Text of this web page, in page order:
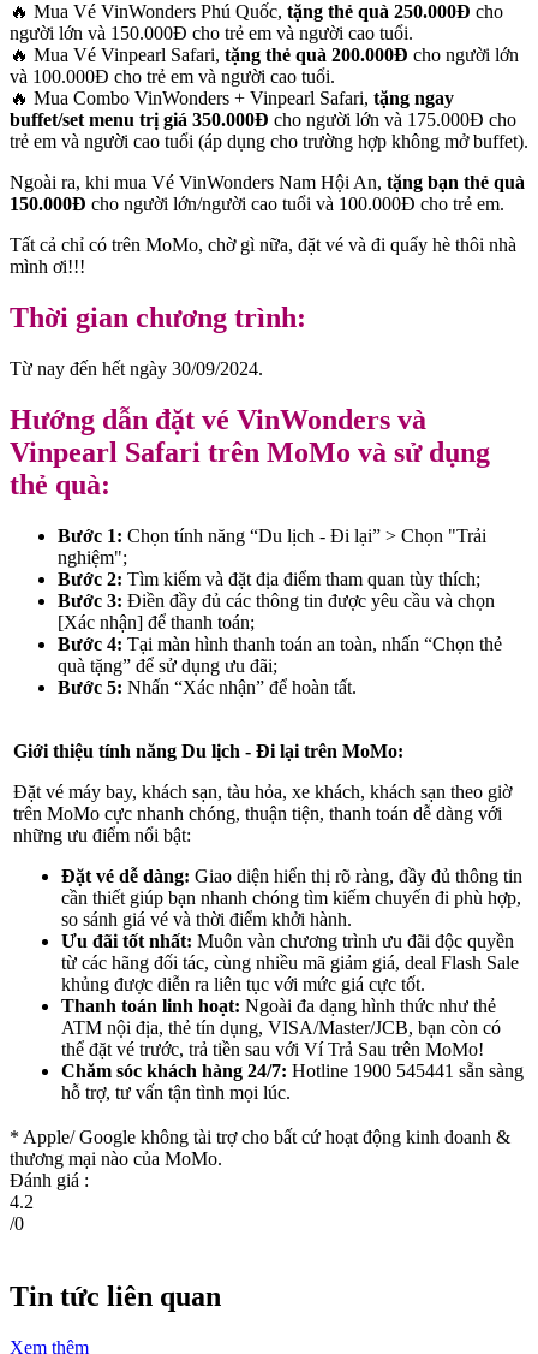
🔥 Mua Vé VinWonders Phú Quốc, tặng thẻ quà 250.000Đ cho
người lớn và 150.000Đ cho trẻ em và người cao tuổi.
🔥 Mua Vé Vinpearl Safari, tặng thẻ quà 200.000Đ cho người lớn
và 100.000Đ cho trẻ em và người cao tuổi.
🔥 Mua Combo VinWonders + Vinpearl Safari, tặng ngay
buffet/set menu trị giá 350.000Đ cho người lớn và 175.000Đ cho
trẻ em và người cao tuổi (áp dụng cho trường hợp không mở buffet).
Ngoài ra, khi mua Vé VinWonders Nam Hội An, tặng bạn thẻ quà
150.000Đ cho người lớn/người cao tuổi và 100.000Đ cho trẻ em.
Tất cả chỉ có trên MoMo, chờ gì nữa, đặt vé và đi quẩy hè thôi nhà
mình ơi!!!
Thời gian chương trình:
Từ nay đến hết ngày 30/09/2024.
Hướng dẫn đặt vé VinWonders và
Vinpearl Safari trên MoMo và sử dụng
thẻ quà:
Bước 1: Chọn tính năng “Du lịch - Đi lại” > Chọn "Trải
nghiệm";
Bước 2: Tìm kiếm và đặt địa điểm tham quan tùy thích;
Bước 3: Điền đầy đủ các thông tin được yêu cầu và chọn
[Xác nhận] để thanh toán;
Bước 4: Tại màn hình thanh toán an toàn, nhấn “Chọn thẻ
quà tặng” để sử dụng ưu đãi;
Bước 5: Nhấn “Xác nhận” để hoàn tất.
Giới thiệu tính năng Du lịch - Đi lại trên MoMo:
Đặt vé máy bay, khách sạn, tàu hỏa, xe khách, khách sạn theo giờ
trên MoMo cực nhanh chóng, thuận tiện, thanh toán dễ dàng với
những ưu điểm nổi bật:
Đặt vé dễ dàng: Giao diện hiển thị rõ ràng, đầy đủ thông tin
cần thiết giúp bạn nhanh chóng tìm kiếm chuyến đi phù hợp,
so sánh giá vé và thời điểm khởi hành.
Ưu đãi tốt nhất: Muôn vàn chương trình ưu đãi độc quyền
từ các hãng đối tác, cùng nhiều mã giảm giá, deal Flash Sale
khủng được diễn ra liên tục với mức giá cực tốt.
Thanh toán linh hoạt: Ngoài đa dạng hình thức như thẻ
ATM nội địa, thẻ tín dụng, VISA/Master/JCB, bạn còn có
thể đặt vé trước, trả tiền sau với Ví Trả Sau trên MoMo!
Chăm sóc khách hàng 24/7: Hotline 1900 545441 sẵn sàng
hỗ trợ, tư vấn tận tình mọi lúc.
* Apple/ Google không tài trợ cho bất cứ hoạt động kinh doanh &
thương mại nào của MoMo.
Đánh giá :
4.2
/0
Tin tức liên quan
Xem thêm